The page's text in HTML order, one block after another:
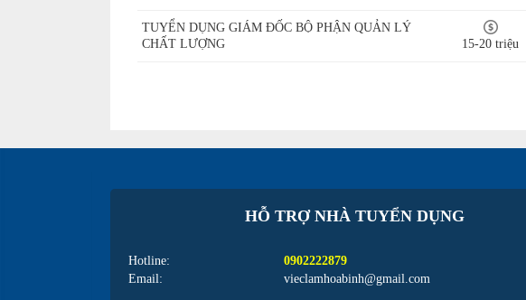
TUYỂN DỤNG GIÁM ĐỐC BỘ PHẬN QUẢN LÝ
CHẤT LƯỢNG
15-20 triệu
HỖ TRỢ NHÀ TUYỂN DỤNG
Hotline:
0902222879
Email:
vieclamhoabinh@gmail.com